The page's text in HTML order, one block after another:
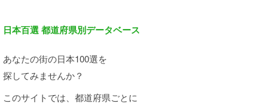
日本百選 都道府県別データベース
あなたの街の日本100選を
探してみませんか？
このサイトでは、都道府県ごとに